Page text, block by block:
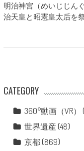
明治神宮（めいじじん
治天皇と昭憲皇太后を
CATEGORY
360°動画（VR）
世界遺産 (48)
京都(869)